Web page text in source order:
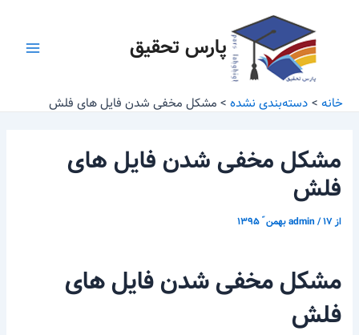
پارس تحقیق
خانه دسته‌بندی نشده مشکل مخفی شدن فایل های فلش
مشکل مخفی شدن فایل های
فلش
از admin/۱۷ بهمن ّ ۱۳۹۵
مشکل مخفی شدن فایل های
فلش